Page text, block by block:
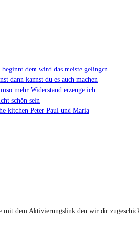
dem wird das meiste gelingen
dann kannst du es auch machen
mehr Widerstand erzeuge ich
schön sein
kitchen Peter Paul und Maria
mit dem Aktivierungslink den wir dir